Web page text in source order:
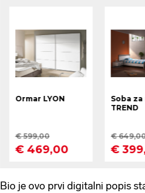
Bio je ovo prvi digitalni popis